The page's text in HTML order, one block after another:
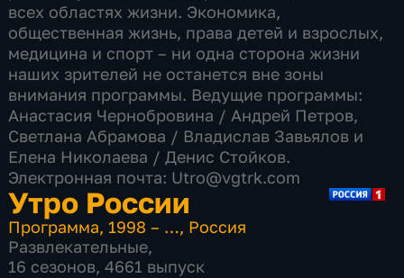
всех областях жизни. Экономика,
общественная жизнь, права детей и взрослых,
медицина и спорт – ни одна сторона жизни
наших зрителей не останется вне зоны
внимания программы. Ведущие программы:
Анастасия Чернобровина / Андрей Петров,
Светлана Абрамова​ / Владислав Завьялов и
Елена Николаева / Денис Стойков.
Электронная почта: Utro@vgtrk.com
Утро России
Программа, 1998 – …, Россия
Развлекательные,
16 сезонов, 4661 выпуск